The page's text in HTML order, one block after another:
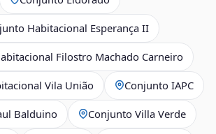
Habitacional Esperança II
Filostro Machado Carneiro
Vila União Conjunto IAPC
Balduino Conjunto Villa Verde